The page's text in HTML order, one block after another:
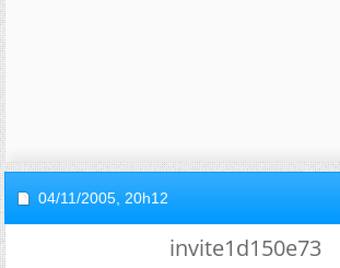
04/11/2005, 20h12
invite1d150e73